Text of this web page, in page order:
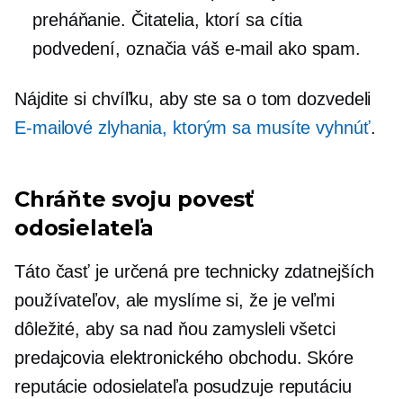
preháňanie. Čitatelia, ktorí sa cítia
podvedení, označia váš e-mail ako spam.
Nájdite si chvíľku, aby ste sa o tom dozvedeli
E-mailové zlyhania, ktorým sa musíte vyhnúť.
Chráňte svoju povesť
odosielateľa
Táto časť je určená pre technicky zdatnejších
používateľov, ale myslíme si, že je veľmi
dôležité, aby sa nad ňou zamysleli všetci
predajcovia elektronického obchodu. Skóre
reputácie odosielateľa posudzuje reputáciu